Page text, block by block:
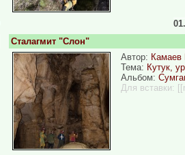
Сталагмит "Слон"
Автор: Камаев
Тема: Кутук,
Альбом:
Для вставки: